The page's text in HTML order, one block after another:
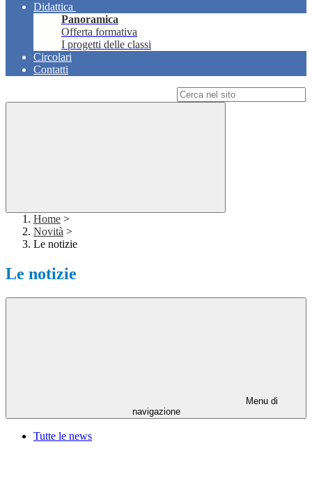
Didattica
Panoramica
Offerta formativa
I progetti delle classi
Circolari
Contatti
Home >
Novità >
Le notizie
Le notizie
Menu di
navigazione
Tutte le news